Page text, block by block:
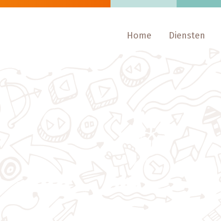
Home Diensten